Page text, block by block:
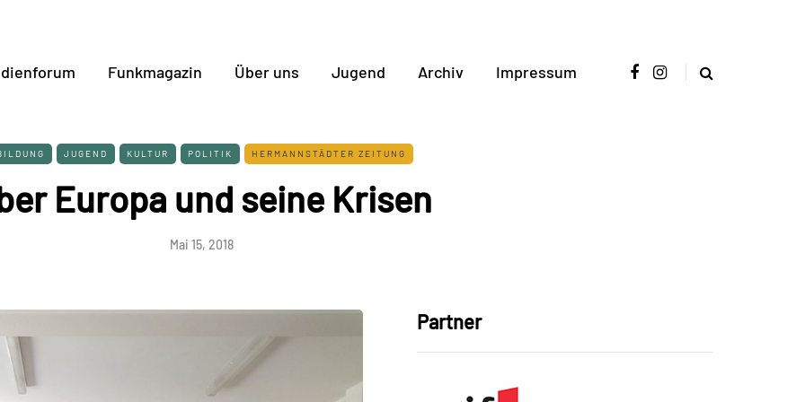
Funkmagazin Über uns Jugend Archiv Impressum
JUGEND KULTUR POLITIK HERMANNSTÄDTER ZEITUNG
Europa und seine Krisen
Mai 15, 2018
Partner